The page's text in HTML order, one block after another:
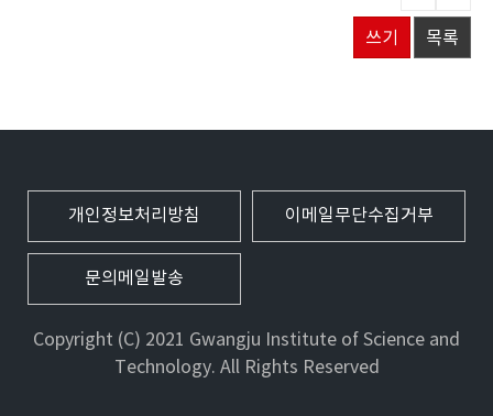
쓰기 목록
개인정보처리방침 이메일무단수집거부
문의메일발송
Copyright (C) 2021 Gwangju Institute of Science and
Technology. All Rights Reserved